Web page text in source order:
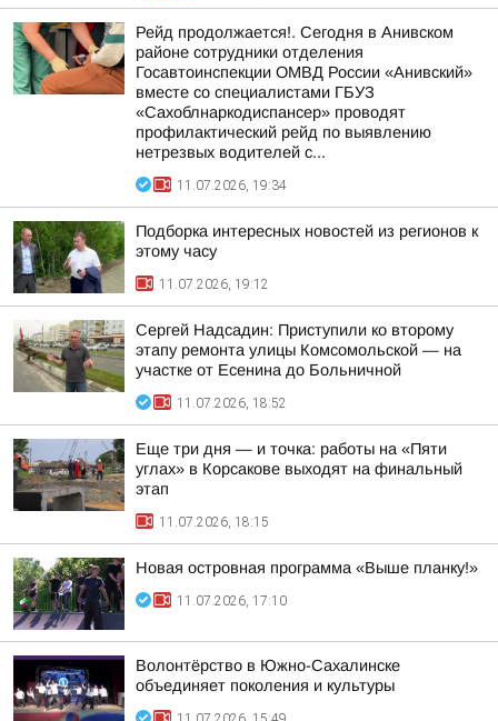
Рейд продолжается!. Сегодня в Анивском
районе сотрудники отделения
Госавтоинспекции ОМВД России «Анивский»
вместе со специалистами ГБУЗ
«Сахоблнаркодиспансер» проводят
профилактический рейд по выявлению
нетрезвых водителей с...
11.07.2026, 19:34
Подборка интересных новостей из регионов к
этому часу
11.07.2026, 19:12
Сергей Надсадин: Приступили ко второму
этапу ремонта улицы Комсомольской — на
участке от Есенина до Больничной
11.07.2026, 18:52
Еще три дня — и точка: работы на «Пяти
углах» в Корсакове выходят на финальный
этап
11.07.2026, 18:15
Новая островная программа «Выше планку!»
11.07.2026, 17:10
Волонтёрство в Южно-Сахалинске
объединяет поколения и культуры